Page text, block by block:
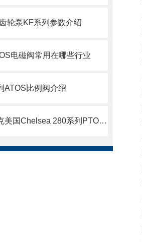
轮泵KF系列参数介绍
电磁阀常用在哪些行业
ATOS比例阀介绍
Parker派克美国Chelsea 280系列PTO取力器介绍